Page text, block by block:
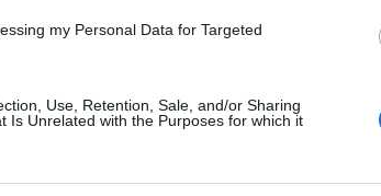
my Personal Data for Targeted
Use, Retention, Sale, and/or Sharing
Is Unrelated with the Purposes for which it
Az
Az
A 10
A
A